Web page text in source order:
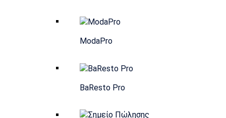
ModaPro
BaResto Pro